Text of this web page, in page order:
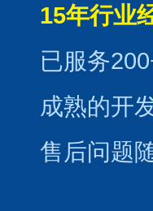
15年行业
已服务
成熟的开
售后问题